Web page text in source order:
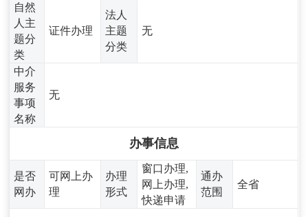
自然
人主
题分
类
证件办理
法人
主题
分类
无
中介
服务
事项
名称
无
办事信息
是否
网办
可网上办
理
办理
形式
窗口办理,
网上办理,
快递申请
通办
范围
全省